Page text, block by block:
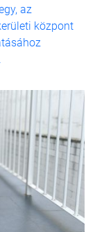
az
központ